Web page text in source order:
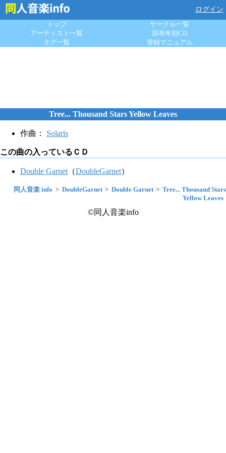
ログイン
トップ
サークル一覧
アーティスト一覧
頒布年別CD
タグ一覧
登録マニュアル
Tree... Thousand Stars Yellow Leaves
作曲： Solaris
この曲の入っているＣＤ
Double Garnet （DoubleGarnet）
同人音楽 info DoubleGarnet Double Garnet
Tree... Thousand Stars
Yellow Leaves
©同人音楽info